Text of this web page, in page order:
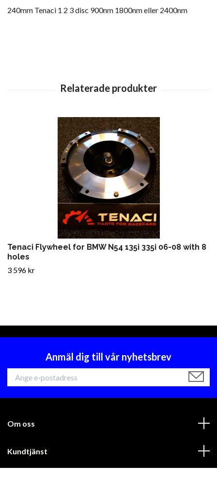
240mm Tenaci 1 2 3 disc 900nm 1800nm eller 2400nm
Tenaci Flywheel for BMW N54 135i 335i 06-08 with 8
holes
3 596 kr
Anmäl dig till vår nyhetsbrev
Om oss
Kundtjänst